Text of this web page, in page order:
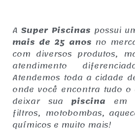
ASuper Piscinas possui
mais de 25 anos no
com diversos produtos,
atendimento
Atendemos toda a cidade
onde você encontra tudo
deixar sua piscina em
filtros, motobombas,
químicos e muito mais!